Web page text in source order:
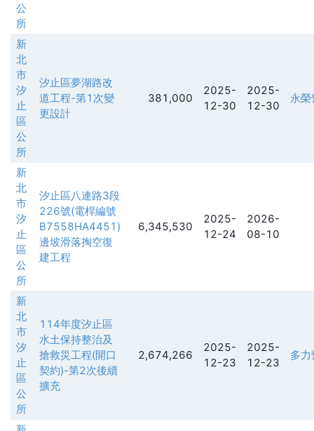
公
所
新
北
市
汐
止
區
公
所
汐止區夢湖路改
道工程-第1次變
更設計
381,000
2025-
12-30
2025-
12-30
永
新
北
市
汐
止
區
公
所
汐止區八連路3段
226號(電桿編號
B7558HA4451)
邊坡滑落掏空復
建工程
6,345,530
2025-
12-24
2026-
08-10
新
北
市
汐
止
區
公
所
114年度汐止區
水土保持整治及
搶救災工程(開口
契約)-第2次後續
擴充
2,674,266
2025-
12-23
2025-
12-23
多